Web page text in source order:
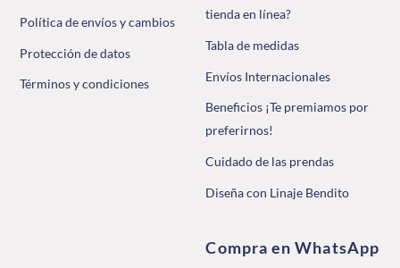
Política de envíos y cambios
Protección de datos
Términos y condiciones
tienda en línea?
Tabla de medidas
Envíos Internacionales
Beneficios ¡Te premiamos por
preferirnos!
Cuidado de las prendas
Diseña con Linaje Bendito
Compra en WhatsApp